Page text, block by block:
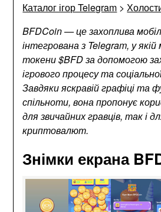
Каталог ігор Telegram >
BFDCoin — це захоплива
інтегрована з Telegram, у
токени $BFD за допомогою
ігрового процесу та
Завдяки яскравій графіці та
спільноти, вона пропонує
для звичайних гравців, так і
криптовалют.
Знімки екрана